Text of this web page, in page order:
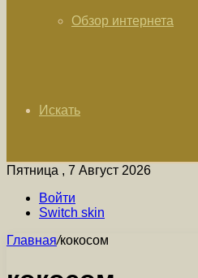
Обзор интернета
Искать
Пятница , 7 Август 2026
Войти
Switch skin
Главная/кокосом